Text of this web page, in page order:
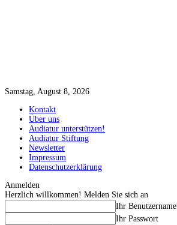
Samstag, August 8, 2026
Kontakt
Über uns
Audiatur unterstützen!
Audiatur Stiftung
Newsletter
Impressum
Datenschutzerklärung
Anmelden
Herzlich willkommen! Melden Sie sich an
Ihr Benutzername
Ihr Passwort